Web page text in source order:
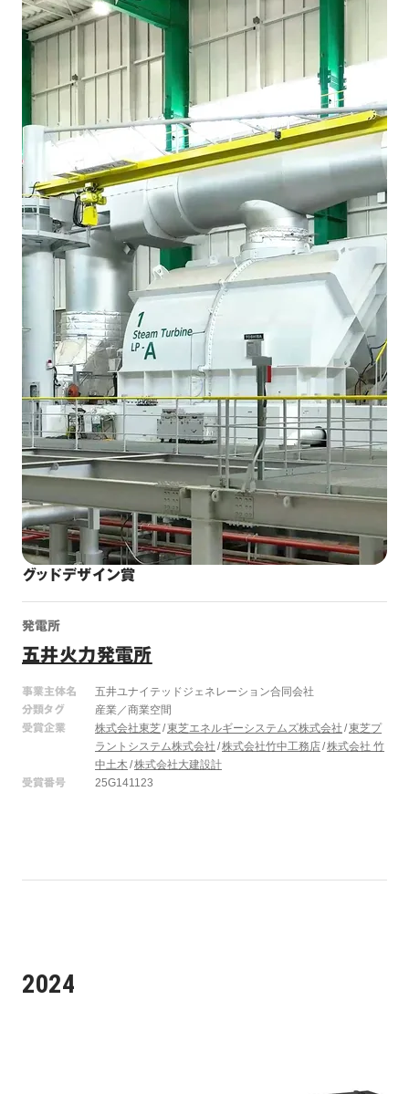
グッドデザイン賞
発電所
五井火力発電所
事業主体名
五井ユナイテッドジェネレーション合同会社
分類タグ
産業／商業空間
受賞企業
株式会社東芝 東芝エネルギーシステムズ株式会社 東芝プ
ラントシステム株式会社 株式会社竹中工務店 株式会社 竹
中土木 株式会社大建設計
受賞番号
25G141123
2024